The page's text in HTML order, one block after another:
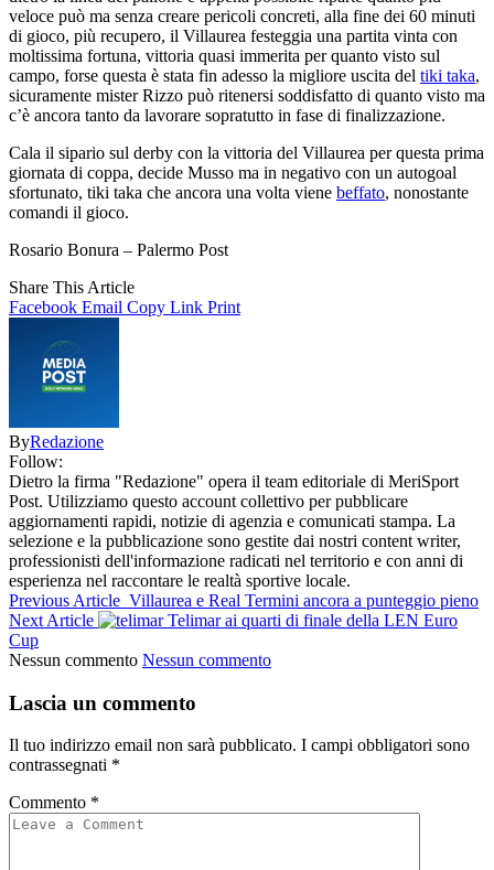
veloce può ma senza creare pericoli concreti, alla fine dei 60 minuti
di gioco, più recupero, il Villaurea festeggia una partita vinta con
moltissima fortuna, vittoria quasi immerita per quanto visto sul
campo, forse questa è stata fin adesso la migliore uscita del tiki taka,
sicuramente mister Rizzo può ritenersi soddisfatto di quanto visto ma
c’è ancora tanto da lavorare sopratutto in fase di finalizzazione.
Cala il sipario sul derby con la vittoria del Villaurea per questa prima
giornata di coppa, decide Musso ma in negativo con un autogoal
sfortunato, tiki taka che ancora una volta viene beffato, nonostante
comandi il gioco.
Rosario Bonura – Palermo Post
Share This Article
Facebook Email Copy Link Print
ByRedazione
Follow:
Dietro la firma "Redazione" opera il team editoriale di MeriSport
Post. Utilizziamo questo account collettivo per pubblicare
aggiornamenti rapidi, notizie di agenzia e comunicati stampa. La
selezione e la pubblicazione sono gestite dai nostri content writer,
professionisti dell'informazione radicati nel territorio e con anni di
esperienza nel raccontare le realtà sportive locale.
Previous Article Villaurea e Real Termini ancora a punteggio pieno
Next Article
Telimar ai quarti di finale della LEN Euro
Cup
Nessun commento Nessun commento
Lascia un commento
Il tuo indirizzo email non sarà pubblicato. I campi obbligatori sono
contrassegnati *
Commento *